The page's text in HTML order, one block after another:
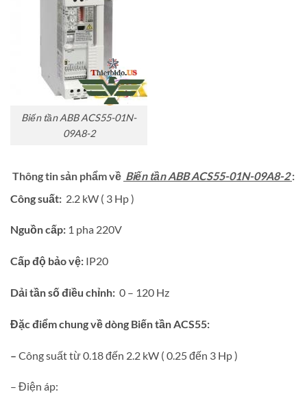
Biến tần ABB ACS55-01N-
09A8-2
Thông tin sản phẩm về Biến tần ABB ACS55-01N-09A8-2:
Công suất: 2.2 kW ( 3 Hp )
Nguồn cấp: 1 pha 220V
Cấp độ bảo vệ: IP20
Dải tần số điều chỉnh: 0 – 120 Hz
Đặc điểm chung về dòng Biến tần ACS55:
– Công suất từ 0.18 đến 2.2 kW ( 0.25 đến 3 Hp )
– Điện áp: